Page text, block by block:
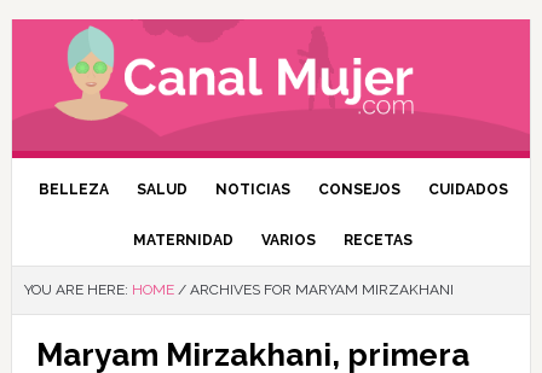
BELLEZA SALUD NOTICIAS CONSEJOS CUIDADOS
MATERNIDAD VARIOS RECETAS
YOU ARE HERE: HOME /ARCHIVES FOR MARYAM MIRZAKHANI
Maryam Mirzakhani, primera